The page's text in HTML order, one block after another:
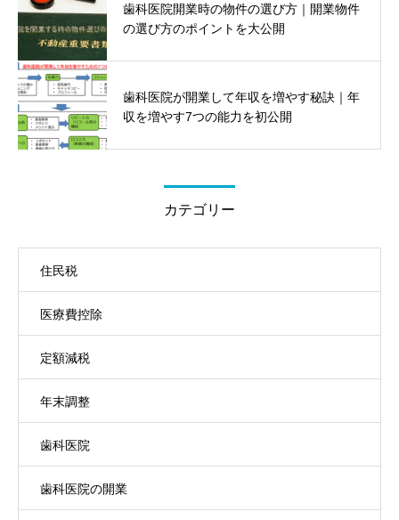
歯科医院開業時の物件の選び方｜開業物件
の選び方のポイントを大公開
歯科医院が開業して年収を増やす秘訣｜年
収を増やす7つの能力を初公開
カテゴリー
住民税
医療費控除
定額減税
年末調整
歯科医院
歯科医院の開業